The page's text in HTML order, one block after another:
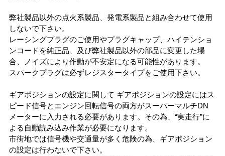
弊社製品以外の点火系製品、発電系製品と組み合わせて使用
しないで下さい。
レーシングプラグのご使用やプラグキャップ、ハイテンショ
ンコードを純正品、及び弊社製品以外の部品に変更した場
合、ノイズにより作動が不安定になる可能性があります。
スパークプラグは必ずレジスタータイプをご使用下さい。
ギアポジションの設定に関して ギアポジションの設定にはス
ピード信号とエンジン回転信号の両方がスーパーマルチDN
メーターに入力される必要があります。その為、“実走行”に
よる自動読み込み作業が必要になります。
市街地では信号機や交通量が多く危険の為、ギアポジション
の設定は行わないで下さい。